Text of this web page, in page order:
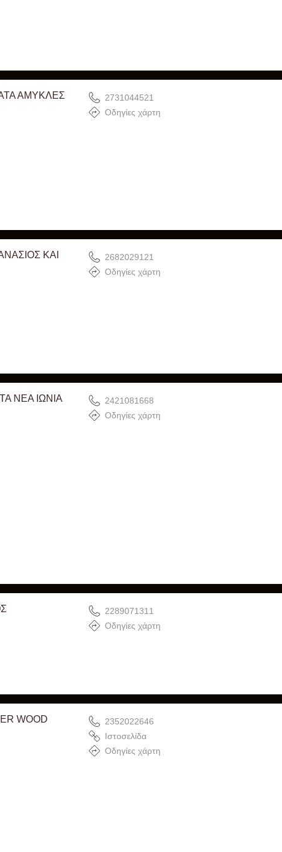
ΑΜΥΚΛΕΣ
2731044521
Οδηγίες χάρτη
ΚΑΙ
2682029121
Οδηγίες χάρτη
ΝΕΑ ΙΩΝΙΑ
2421081668
Οδηγίες χάρτη
2289071311
Οδηγίες χάρτη
WOOD
2352022646
Ιστοσελίδα
Οδηγίες χάρτη